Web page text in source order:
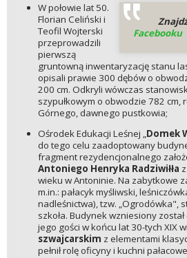
Facebooku
W połowie lat 50.
Florian Celiński i
Teofil Wojterski
przeprowadzili
pierwszą
gruntowną inwentaryzację stanu
opisali prawie 300 dębów o
200 cm. Odkryli wówczas
szypułkowym o obwodzie 782 cm,
Górnego, dawnego pustkowia;
Ośrodek Edukacji Leśnej „Domek
do tego celu zaadoptowany
fragment rezydencjonalnego
Antoniego Henryka Radziwiłła
wieku w Antoninie. Na zabytkowe
m.in.: pałacyk myśliwski,
nadleśnictwa), tzw. „Ogrodówka",
szkoła. Budynek wzniesiony został
jego gości w końcu lat 30-tych XIX
szwajcarskim z elementami
pełnił rolę oficyny i kuchni